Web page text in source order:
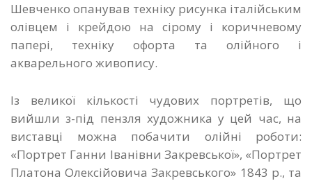
Шевченко опанував техніку рисунка італійським
олівцем і крейдою на сірому і коричневому
папері, техніку офорта та олійного і
акварельного живопису.
Із великої кількості чудових портретів, що
вийшли з-під пензля художника у цей час, на
виставці можна побачити олійні роботи:
«Портрет Ганни Іванівни Закревської», «Портрет
Платона Олексійовича Закревського» 1843 р., та